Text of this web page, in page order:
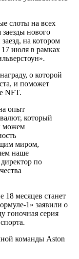
слоты на всех
нового
на котором
17 июля в рамках
о которой
и поможет
NFT.
опыт
который
можем
миром,
наше
по
18 месяцев станет
1» заявили о
гоночная серия
команды Aston